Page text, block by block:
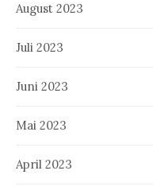
August 2023
Juli 2023
Juni 2023
Mai 2023
April 2023